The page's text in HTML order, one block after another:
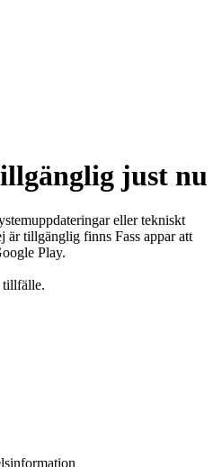
just nu
eller tekniskt
är tillgänglig finns Fass appar att
Play.
tillfälle.